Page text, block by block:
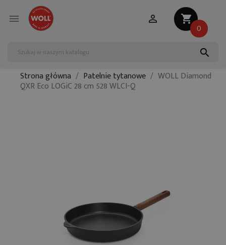
 shopping_cart
0

search
Strona główna Patelnie tytanowe WOLL Diamond
QXR Eco LOGiC 28 cm 528 WLCI-Q